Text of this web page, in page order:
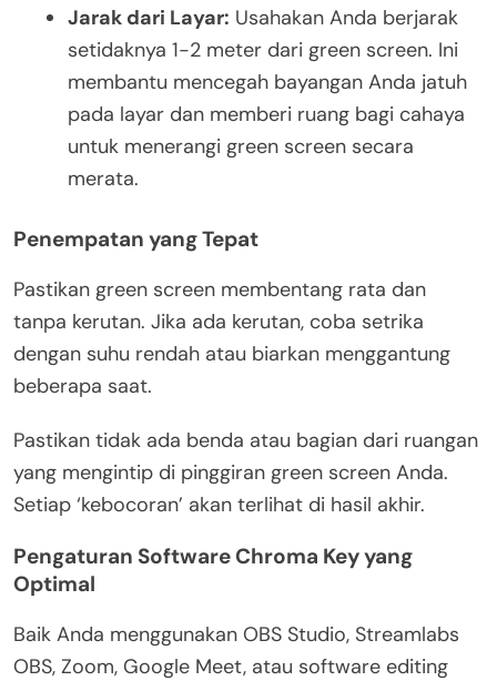
Jarak dari Layar: Usahakan Anda berjarak
setidaknya 1-2 meter dari green screen. Ini
membantu mencegah bayangan Anda jatuh
pada layar dan memberi ruang bagi cahaya
untuk menerangi green screen secara
merata.
Penempatan yang Tepat
Pastikan green screen membentang rata dan
tanpa kerutan. Jika ada kerutan, coba setrika
dengan suhu rendah atau biarkan menggantung
beberapa saat.
Pastikan tidak ada benda atau bagian dari ruangan
yang mengintip di pinggiran green screen Anda.
Setiap ‘kebocoran’ akan terlihat di hasil akhir.
Pengaturan Software Chroma Key yang
Optimal
Baik Anda menggunakan OBS Studio, Streamlabs
OBS, Zoom, Google Meet, atau software editing